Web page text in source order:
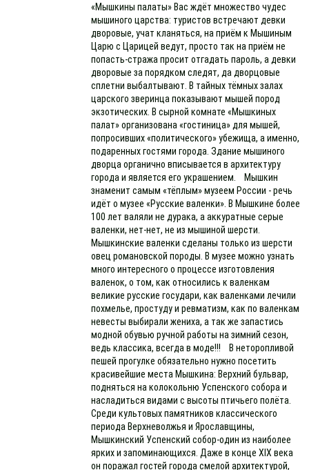
«Мышкины палаты» Вас ждёт множество чудес
мышиного царства: туристов встречают девки
дворовые, учат кланяться, на приём к Мышиным
Царю с Царицей ведут, просто так на приём не
попасть-стража просит отгадать пароль, а девки
дворовые за порядком следят, да дворцовые
сплетни выбалтывают. В тайных тёмных залах
царского зверинца показывают мышей пород
экзотических. В сырной комнате «Мышкиных
палат» организована «гостиница» для мышей,
попросивших «политического» убежища, а именно,
подаренных гостями города. Здание мышиного
дворца органично вписывается в архитектуру
города и является его украшением. Мышкин
знаменит самым «тёплым» музеем России - речь
идёт о музее «Русские валенки». В Мышкине более
100 лет валяли не дурака, а аккуратные серые
валенки, нет-нет, не из мышиной шерсти.
Мышкинские валенки сделаны только из шерсти
овец романовской породы. В музее можно узнать
много интересного о процессе изготовления
валенок, о том, как относились к валенкам
великие русские государи, как валенками лечили
похмелье, простуду и ревматизм, как по валенкам
невесты выбирали жениха, а так же запастись
модной обувью ручной работы на зимний сезон,
ведь классика, всегда в моде!!! В неторопливой
пешей прогулке обязательно нужно посетить
красивейшие места Мышкина: Верхний бульвар,
подняться на колокольню Успенского собора и
насладиться видами с высоты птичьего полёта.
Среди культовых памятников классического
периода Верхневолжья и Ярославщины,
Мышкинский Успенский собор-один из наиболее
ярких и запоминающихся. Даже в конце XIX века
он поражал гостей города смелой архитектурой,